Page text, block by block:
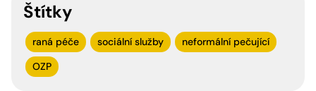
Štítky
raná péče sociální služby
neformální pečující
OZP